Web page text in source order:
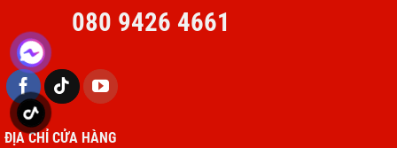
080 9426 4661
ĐỊA CHỈ CỬA HÀNG